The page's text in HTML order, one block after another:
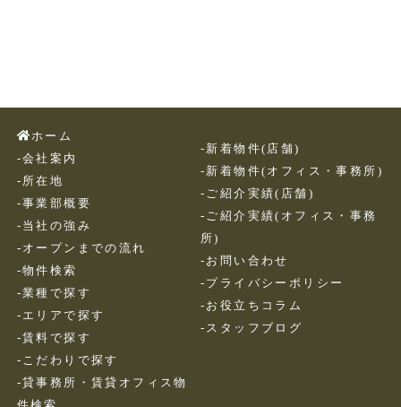
ホーム
-会社案内
-所在地
-事業部概要
-当社の強み
-オープンまでの流れ
-物件検索
-業種で探す
-エリアで探す
-賃料で探す
-こだわりで探す
-貸事務所・賃貸オフィス物
-新着物件(店舗)
-新着物件(オフィス・事務所)
-ご紹介実績(店舗)
-ご紹介実績(オフィス・事務
所)
-お問い合わせ
-プライバシーポリシー
-お役立ちコラム
-スタッフブログ